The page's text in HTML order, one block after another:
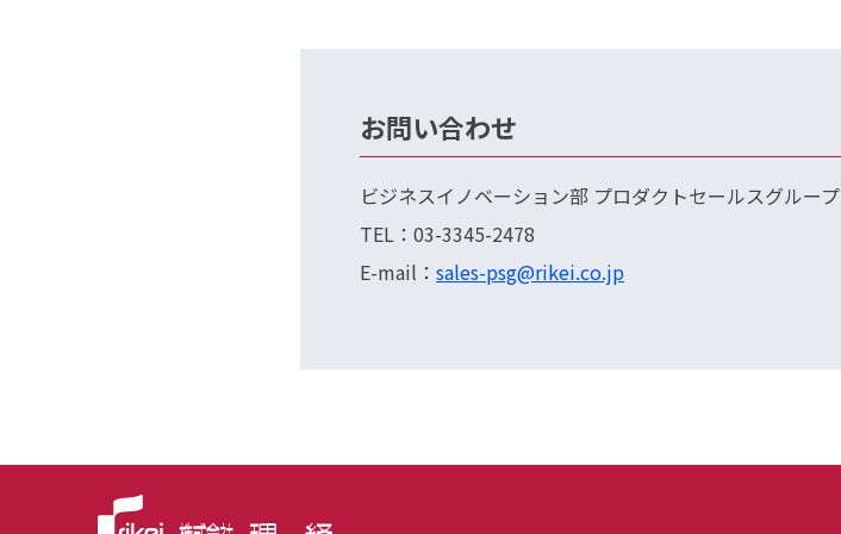
お問い合わせ
ビジネスイノベーション部 プロダクトセールスグループ
TEL：03-3345-2478
E-mail： sales-psg@rikei.co.jp